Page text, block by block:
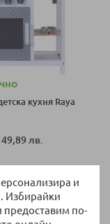
и
Избирайки
предоставим по-
кухня Raya
лв.